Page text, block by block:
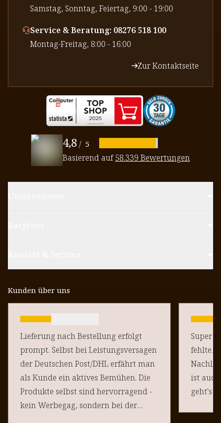
⁠Samstag, Sonntag, Feiertag, 9:00 - 19:00
Service & Beratung: 08276 518 100
⁠Montag-Freitag, 8:00 - 16:00
Zur Kontaktseite
4,8/ 5
Basierend auf58.339 Bewertungen
Kunden über uns
Lieferung nach Bestellung erfolgt
prompt. Selbst bei Leistungsversagen
der Deutschen Post/DHL erfährt man
als Kunde ein aktives Bemühen. Die
Produkte selbst sind hervorragend -
kein Werbegag, sondern bei der
Super
fehlte.
ist
geht's